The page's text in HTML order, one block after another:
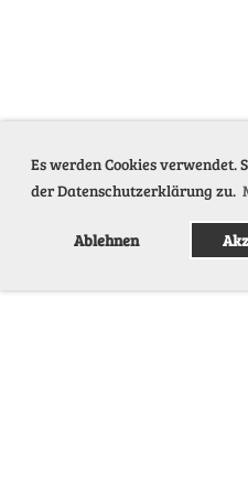
Es werden Cookies verwendet.
der Datenschutzerklärung zu.
Ablehnen